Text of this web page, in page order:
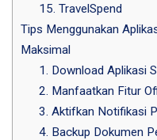
15. TravelSpend
Tips Menggunakan
Maksimal
1. Download Aplikasi
2. Manfaatkan Fitur
3. Aktifkan Notifikasi
4. Backup Dokumen